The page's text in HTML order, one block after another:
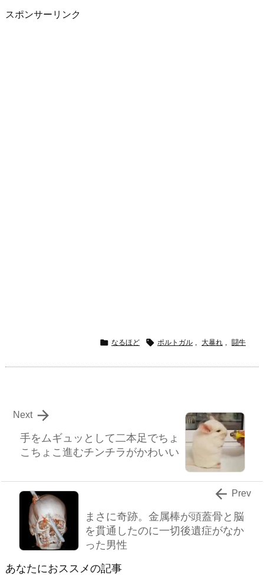
スポンサーリンク
 なるほど  ポルトガル , 大暴れ , 闘牛
手をムギュッとして二本足でちょ
こちょこ進むチンチラがかわいい

Next
まさに奇跡。金属棒が頭蓋骨と脳
を貫通したのに一切後遺症がなか
った男性
 Prev
あなたにおススメの記事